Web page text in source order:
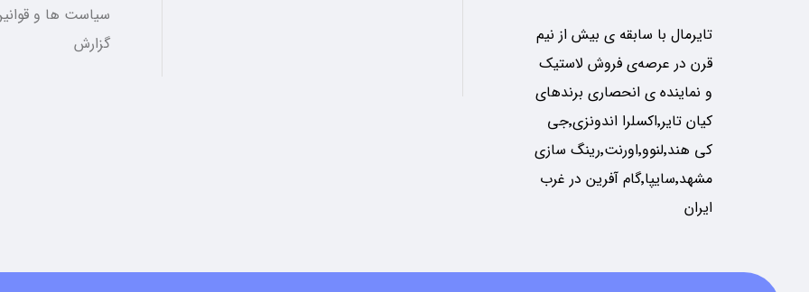
تایرمال با سابقه ی بیش از نیم
قرن در عرصه‌ی فروش لاستیک
و نماینده ی انحصاری برندهای
کیان تایر٬اکسلرا اندونزی٬جی
کی هند٬لنوو٬اورنت٬رینگ سازی
مشهد٬سایپا٬گام آفرین در غرب
ایران
سیاست ها و
گزارش